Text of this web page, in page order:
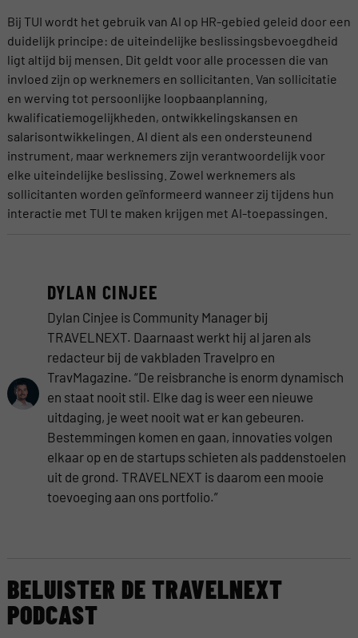
Bij TUI wordt het gebruik van AI op HR-gebied geleid door een
duidelijk principe: de uiteindelijke beslissingsbevoegdheid
ligt altijd bij mensen. Dit geldt voor alle processen die van
invloed zijn op werknemers en sollicitanten. Van sollicitatie
en werving tot persoonlijke loopbaanplanning,
kwalificatiemogelijkheden, ontwikkelingskansen en
salarisontwikkelingen. AI dient als een ondersteunend
instrument, maar werknemers zijn verantwoordelijk voor
elke uiteindelijke beslissing. Zowel werknemers als
sollicitanten worden geïnformeerd wanneer zij tijdens hun
interactie met TUI te maken krijgen met AI-toepassingen.
DYLAN CINJEE
Dylan Cinjee is Community Manager bij
TRAVELNEXT. Daarnaast werkt hij al jaren als
redacteur bij de vakbladen Travelpro en
TravMagazine. “De reisbranche is enorm dynamisch
en staat nooit stil. Elke dag is weer een nieuwe
uitdaging, je weet nooit wat er kan gebeuren.
Bestemmingen komen en gaan, innovaties volgen
elkaar op en de startups schieten als paddenstoelen
uit de grond. TRAVELNEXT is daarom een mooie
toevoeging aan ons portfolio.”
BELUISTER DE TRAVELNEXT
PODCAST